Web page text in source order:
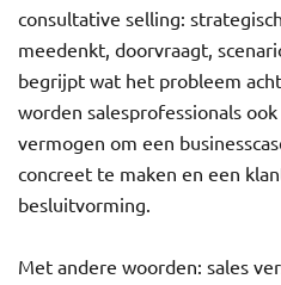
consultative selling:
meedenkt, doorvraagt,
begrijpt wat het probleem
worden salesprofessionals
vermogen om een
concreet te maken en een
besluitvorming.
Met andere woorden: sales